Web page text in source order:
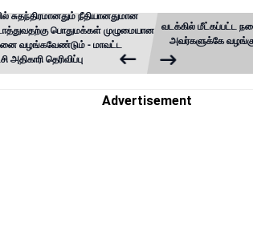
சுதந்திரமானதும் நீதியானதுமான
பொதுமக்கள் முழுமையான
வழங்கவேண்டும் - மாவட்ட
அதிகாரி தெரிவிப்பு
வடக்கில் மீட்கப்பட்ட
அவர்களுக்கே
Advertisement